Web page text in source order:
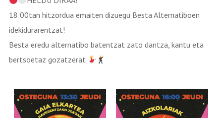
18:00tan hitzordua emaiten dizuegu Besta Alternatiboen
idekidurarentzat!
Besta eredu alternatibo batentzat zato dantza, kantu eta
bertsoetaz gozatzerat